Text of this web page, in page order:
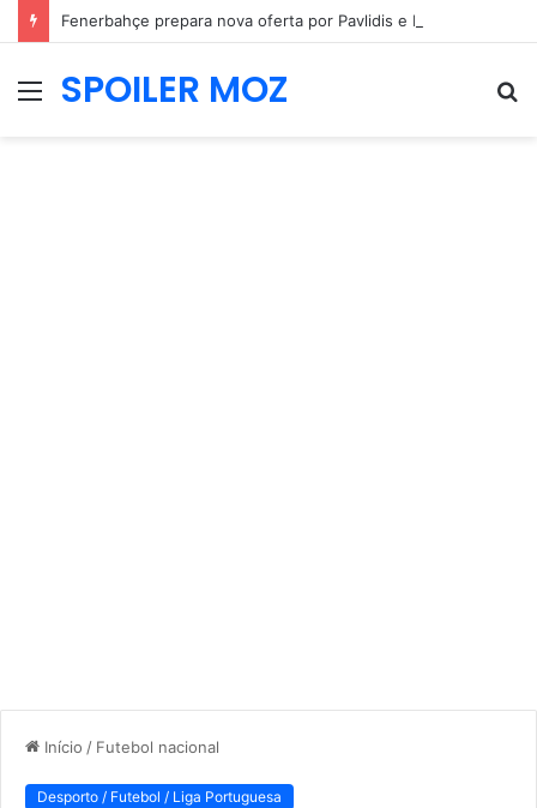
MenuSPOILER MOZ
Início / Futebol nacional
Desporto / Futebol / Liga Portuguesa